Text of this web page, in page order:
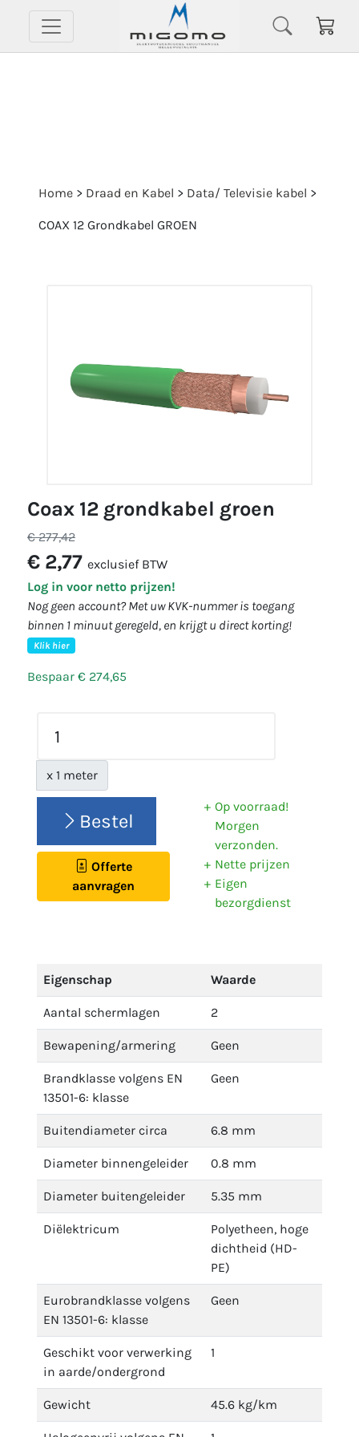
Home > Draad en Kabel > Data/ Televisie kabel >
COAX 12 Grondkabel GROEN
coax 12 grondkabel groen
€ 277,42
€ 2,77 exclusief BTW
Log in voor netto prijzen!
Nog geen account? Met uw KVK-nummer is toegang
binnen 1 minuut geregeld, en krijgt u direct korting!
Klik hier
Bespaar € 274,65
x 1 meter
Bestel
Offerte
aanvragen
Op voorraad!
Morgen
verzonden.
Nette prijzen
Eigen
bezorgdienst
Eigenschap Waarde
Aantal schermlagen 2
Bewapening/armering Geen
Brandklasse volgens EN
13501-6: klasse
Geen
Buitendiameter circa 6.8 mm
Diameter binnengeleider 0.8 mm
Diameter buitengeleider 5.35 mm
Diëlektricum
Polyetheen, hoge
dichtheid (HD-
PE)
Eurobrandklasse volgens
EN 13501-6: klasse
Geen
Geschikt voor verwerking
in aarde/ondergrond
1
Gewicht 45.6 kg/km